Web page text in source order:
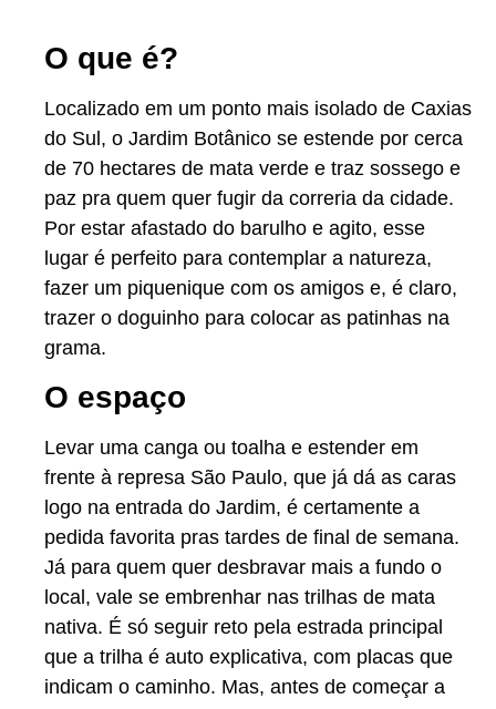
O que é?
Localizado em um ponto mais isolado de Caxias
do Sul, o Jardim Botânico se estende por cerca
de 70 hectares de mata verde e traz sossego e
paz pra quem quer fugir da correria da cidade.
Por estar afastado do barulho e agito, esse
lugar é perfeito para contemplar a natureza,
fazer um piquenique com os amigos e, é claro,
trazer o doguinho para colocar as patinhas na
grama.
O espaço
Levar uma canga ou toalha e estender em
frente à represa São Paulo, que já dá as caras
logo na entrada do Jardim, é certamente a
pedida favorita pras tardes de final de semana.
Já para quem quer desbravar mais a fundo o
local, vale se embrenhar nas trilhas de mata
nativa. É só seguir reto pela estrada principal
que a trilha é auto explicativa, com placas que
indicam o caminho. Mas, antes de começar a